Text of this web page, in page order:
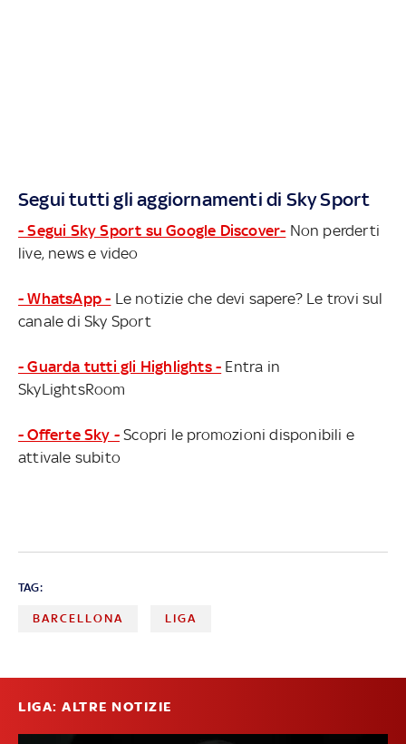
Segui tutti gli aggiornamenti di Sky Sport
- Segui Sky Sport su Google Discover- Non perderti
live, news e video
- WhatsApp - Le notizie che devi sapere? Le trovi sul
canale di Sky Sport
- Guarda tutti gli Highlights - Entra in
SkyLightsRoom
- Offerte Sky - Scopri le promozioni disponibili e
attivale subito
TAG:
BARCELLONA LIGA
LIGA: ALTRE NOTIZIE